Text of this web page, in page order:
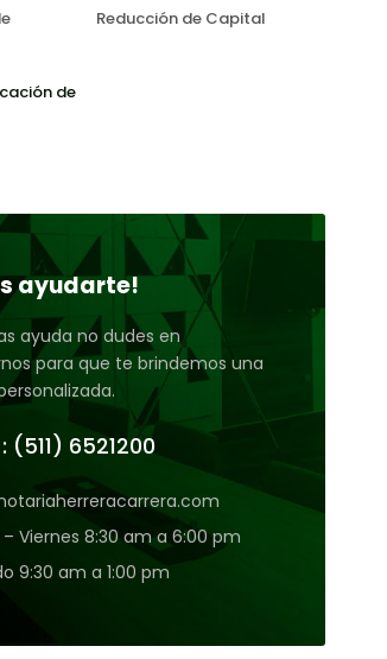
Reducción de Capital
de
ayudarte!
ayuda no dudes en
para que te brindemos una
(511) 6521200
– Viernes 8:30 am a 6:00 pm
9:30 am a 1:00 pm